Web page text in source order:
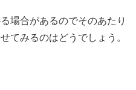
場合があるのでそのあたり
てみるのはどうでしょう。